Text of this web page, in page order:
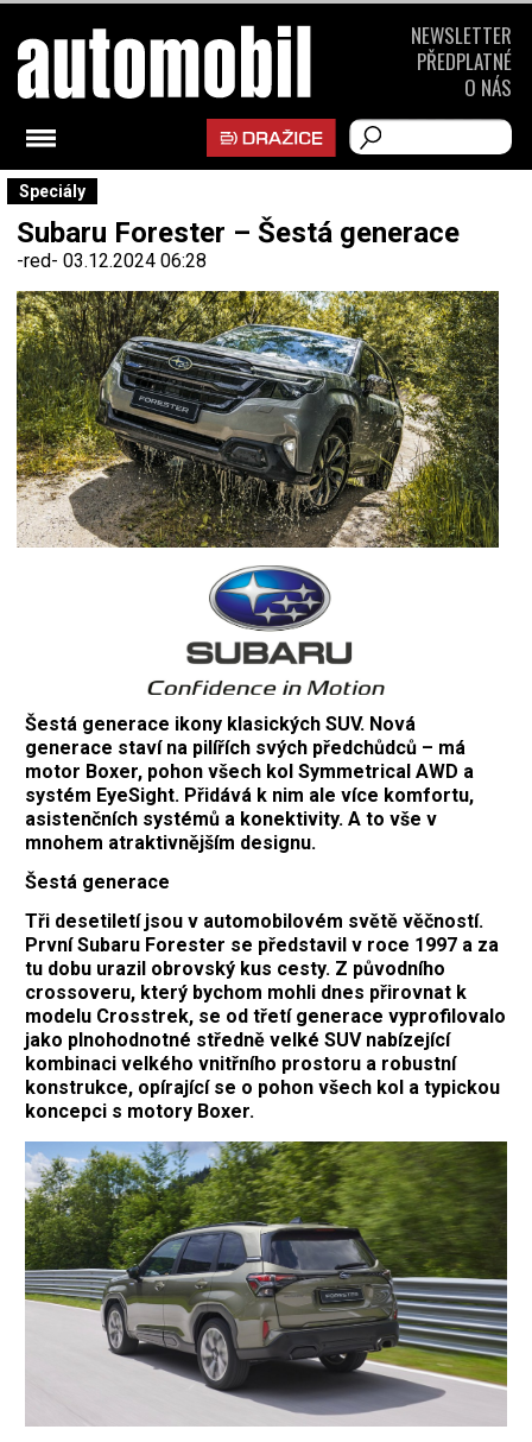
Speciály
Subaru Forester – Šestá generace
-red- 03.12.2024 06:28
Šestá generace ikony klasických SUV. Nová
generace staví na pilířích svých předchůdců – má
motor Boxer, pohon všech kol Symmetrical AWD a
systém EyeSight. Přidává k nim ale více komfortu,
asistenčních systémů a konektivity. A to vše v
mnohem atraktivnějším designu.
Šestá generace
Tři desetiletí jsou v automobilovém světě věčností.
První Subaru Forester se představil v roce 1997 a za
tu dobu urazil obrovský kus cesty. Z původního
crossoveru, který bychom mohli dnes přirovnat k
modelu Crosstrek, se od třetí generace vyprofilovalo
jako plnohodnotné středně velké SUV nabízející
kombinaci velkého vnitřního prostoru a robustní
konstrukce, opírající se o pohon všech kol a typickou
koncepci s motory Boxer.
NEWSLETTER
PŘEDPLATNÉ
O NÁS